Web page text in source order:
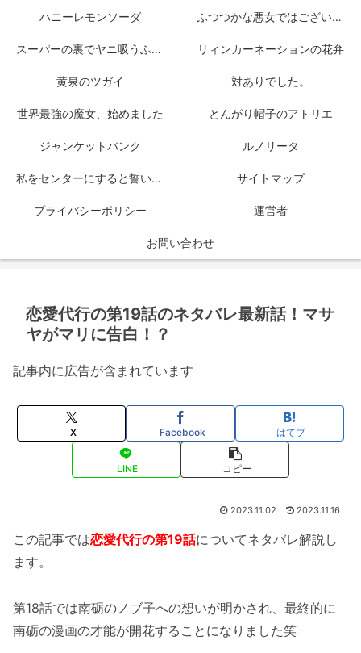
ハニーレモンソーダ ふつつかな悪女ではございますが
スーパーの裏でヤニ吸うふたり リィンカーネーションの花弁
黄泉のツガイ 対ありでした。
世界最強の魔女、始めました とんがり帽子のアトリエ
ジャンケットバンク ルノリータ
私をセンターにすると誓いますか？ サイトマップ
プライバシーポリシー 運営者
お問い合わせ
恋愛代行の第19話のネタバレ最新話！マサ
ヤがマリに告白！？
記事内に広告が含まれています
X Facebook はてブ
LINE コピー
2023.11.02 2023.11.16
この記事では恋愛代行の第19話についてネタバレ解説し
ます。
第18話では南砺のノブ子への想いが明かされ、最終的に
南砺の漫画の才能が開花することになりました笑